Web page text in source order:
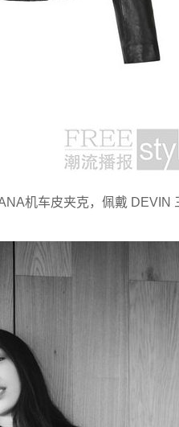
机车皮夹克，佩戴 DEVIN